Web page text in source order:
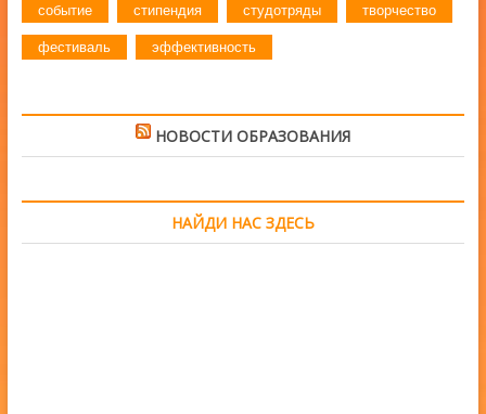
событие стипендия студотряды творчество
фестиваль эффективность
НОВОСТИ ОБРАЗОВАНИЯ
НАЙДИ НАС ЗДЕСЬ